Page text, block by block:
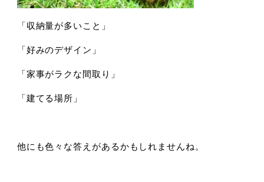
「収納量が多いこと」
「好みのデザイン」
「家事がラクな間取り」
「建てる場所」
他にも色々な答えがあるかもしれませんね。